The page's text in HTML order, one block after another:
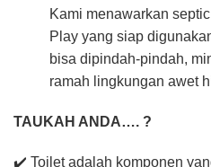
Kami menawarkan
Play yang siap
bisa dipindah-pindah,
ramah lingkungan awet
TAUKAH ANDA…. ?
✔️ Toilet adalah komponen